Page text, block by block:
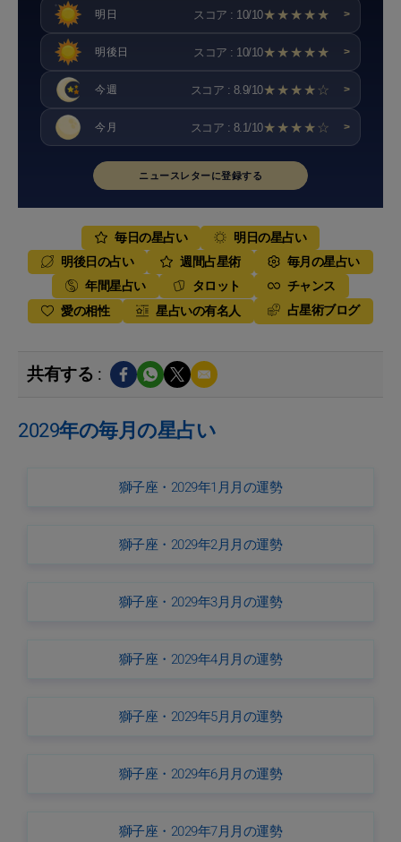
明日 スコア : 10/10★★★★★ >
明後日 スコア : 10/10★★★★★ >
今週 スコア : 8.9/10★★★★☆ >
今月 スコア : 8.1/10★★★★☆ >
ニュースレターに登録する
毎日の星占い
明日の星占い
明後日の占い
週間占星術
毎月の星占い
年間星占い
タロット
チャンス
愛の相性
星占いの有名人 占星術ブログ
共有する :
2029年の毎月の星占い
獅子座・2029年1月月の運勢
獅子座・2029年2月月の運勢
獅子座・2029年3月月の運勢
獅子座・2029年4月月の運勢
獅子座・2029年5月月の運勢
獅子座・2029年6月月の運勢
獅子座・2029年7月月の運勢